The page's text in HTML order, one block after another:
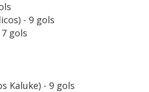
- 9 gols
gols
Kaluke) - 9 gols